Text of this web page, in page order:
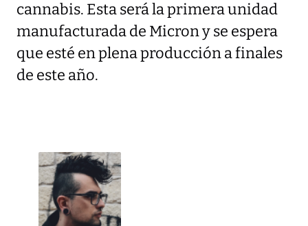
cannabis. Esta será la primera unidad
manufacturada de Micron y se espera
que esté en plena producción a finales
de este año.